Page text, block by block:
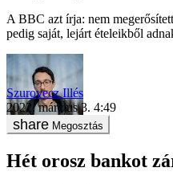
A BBC azt írja: nem
pedig saját, lejárt ételeikből
Szurovecz Illés
2022. március 3. 4:49
Megosztás
Hét orosz bankot